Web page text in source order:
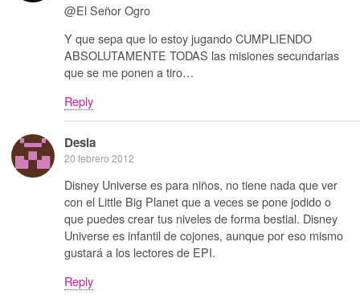
@El Señor Ogro
Y que sepa que lo estoy jugando CUMPLIENDO
ABSOLUTAMENTE TODAS las misiones secundarias
que se me ponen a tiro…
Reply
Desia
20 febrero 2012
Disney Universe es para niños, no tiene nada que ver
con el Little Big Planet que a veces se pone jodido o
que puedes crear tus niveles de forma bestial. Disney
Universe es infantil de cojones, aunque por eso mismo
gustará a los lectores de EPI.
Reply